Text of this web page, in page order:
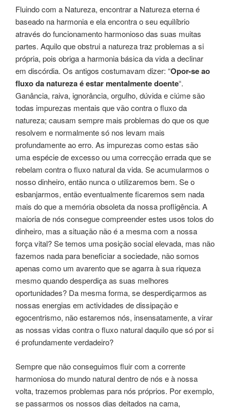
Fluindo com a Natureza, encontrar a Natureza eterna é
baseado na harmonia e ela encontra o seu equilíbrio
através do funcionamento harmonioso das suas muitas
partes. Aquilo que obstrui a natureza traz problemas a si
própria, pois obriga a harmonia básica da vida a declinar
em discórdia. Os antigos costumavam dizer: “Opor-se ao
fluxo da natureza é estar mentalmente doente“.
Ganância, raiva, ignorância, orgulho, dúvida e ciúme são
todas impurezas mentais que vão contra o fluxo da
natureza; causam sempre mais problemas do que os que
resolvem e normalmente só nos levam mais
profundamente ao erro. As impurezas como estas são
uma espécie de excesso ou uma correcção errada que se
rebelam contra o fluxo natural da vida. Se acumularmos o
nosso dinheiro, então nunca o utilizaremos bem. Se o
esbanjarmos, então eventualmente ficaremos sem nada
mais do que a memória obsoleta da nossa profligência. A
maioria de nós consegue compreender estes usos tolos do
dinheiro, mas a situação não é a mesma com a nossa
força vital? Se temos uma posição social elevada, mas não
fazemos nada para beneficiar a sociedade, não somos
apenas como um avarento que se agarra à sua riqueza
mesmo quando desperdiça as suas melhores
oportunidades? Da mesma forma, se desperdiçarmos as
nossas energias em actividades de dissipação e
egocentrismo, não estaremos nós, insensatamente, a virar
as nossas vidas contra o fluxo natural daquilo que só por si
é profundamente verdadeiro?
Sempre que não conseguimos fluir com a corrente
harmoniosa do mundo natural dentro de nós e à nossa
volta, trazemos problemas para nós próprios. Por exemplo,
se passarmos os nossos dias deitados na cama,